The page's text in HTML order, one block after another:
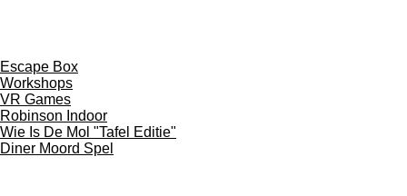
Escape Box
Workshops
VR Games
Robinson Indoor
Wie Is De Mol "Tafel Editie"
Diner Moord Spel